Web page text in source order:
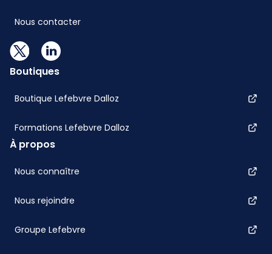
Nous contacter
Boutiques
Boutique Lefebvre Dalloz
Formations Lefebvre Dalloz
À propos
Nous connaître
Nous rejoindre
Groupe Lefebvre